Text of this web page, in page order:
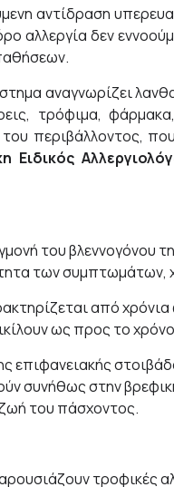
αντίδραση
αλλεργία δεν
αναγνωρίζει
τρόφιμα,
περιβάλλοντος,
Ειδικός
του βλεννογόνου
των συμπτωμάτων,
από
ως προς το
επιφανειακής
συνήθως στην
ζωή του πάσχοντος.
τροφικές